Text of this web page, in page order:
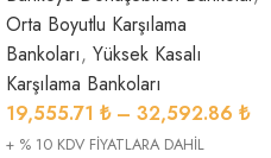
Orta Boyutlu Karşılama
Bankoları, Yüksek Kasalı
Karşılama Bankoları
19,555.71 ₺ – 32,592.86 ₺
+ % 10 KDV FİYATLARA DAHİL